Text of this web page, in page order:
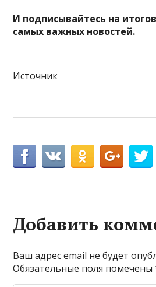
И подписывайтесь на
самых важных новостей.
Источник
Добавить
Ваш адрес email не будет
Обязательные поля помечены